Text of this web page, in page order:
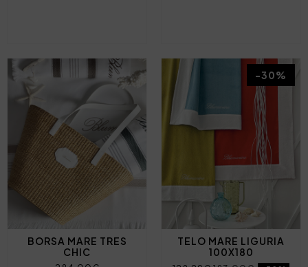
BORSA MARE TRES
CHIC
TELO MARE LIGURIA
100X180
-30%